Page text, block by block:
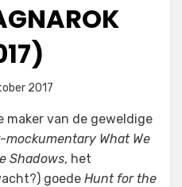
2017
maker van de geweldige
mockumentary What We
Shadows, het
goede Hunt for the